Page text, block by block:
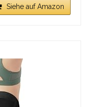
Siehe auf Amazon